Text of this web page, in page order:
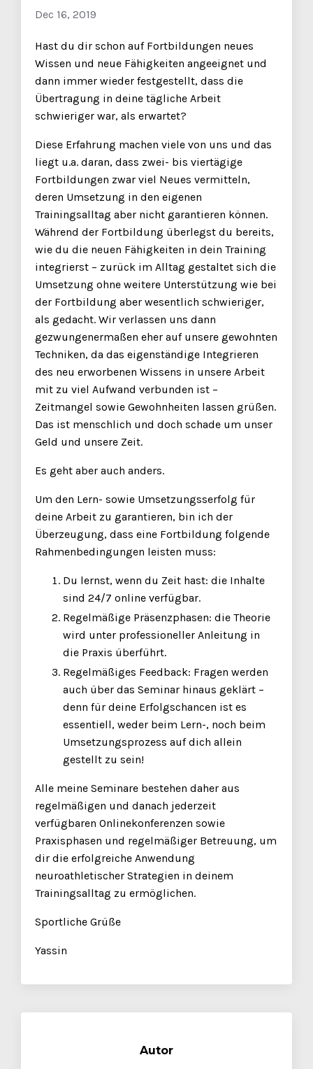
Dec 16, 2019
Hast du dir schon auf Fortbildungen neues
Wissen und neue Fähigkeiten angeeignet und
dann immer wieder festgestellt, dass die
Übertragung in deine tägliche Arbeit
schwieriger war, als erwartet?
Diese Erfahrung machen viele von uns und das
liegt u.a. daran, dass zwei- bis viertägige
Fortbildungen zwar viel Neues vermitteln,
deren Umsetzung in den eigenen
Trainingsalltag aber nicht garantieren können.
Während der Fortbildung überlegst du bereits,
wie du die neuen Fähigkeiten in dein Training
integrierst – zurück im Alltag gestaltet sich die
Umsetzung ohne weitere Unterstützung wie bei
der Fortbildung aber wesentlich schwieriger,
als gedacht. Wir verlassen uns dann
gezwungenermaßen eher auf unsere gewohnten
Techniken, da das eigenständige Integrieren
des neu erworbenen Wissens in unsere Arbeit
mit zu viel Aufwand verbunden ist –
Zeitmangel sowie Gewohnheiten lassen grüßen.
Das ist menschlich und doch schade um unser
Geld und unsere Zeit.
Es geht aber auch anders.
Um den Lern- sowie Umsetzungsserfolg für
deine Arbeit zu garantieren, bin ich der
Überzeugung, dass eine Fortbildung folgende
Rahmenbedingungen leisten muss:
Du lernst, wenn du Zeit hast: die Inhalte
sind 24/7 online verfügbar.
Regelmäßige Präsenzphasen: die Theorie
wird unter professioneller Anleitung in
die Praxis überführt.
Regelmäßiges Feedback: Fragen werden
auch über das Seminar hinaus geklärt –
denn für deine Erfolgschancen ist es
essentiell, weder beim Lern-, noch beim
Umsetzungsprozess auf dich allein
gestellt zu sein!
Alle meine Seminare bestehen daher aus
regelmäßigen und danach jederzeit
verfügbaren Onlinekonferenzen sowie
Praxisphasen und regelmäßiger Betreuung, um
dir die erfolgreiche Anwendung
neuroathletischer Strategien in deinem
Trainingsalltag zu ermöglichen.
Sportliche Grüße
Yassin
Autor